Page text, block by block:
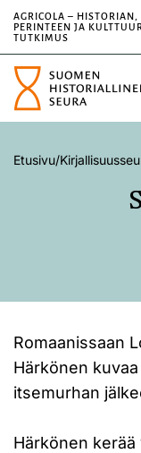
AGRICOLA – HISTORIAN,
PERINTEEN JA
TUTKIMUS
Etusivu/
Romaanissaan
Härkönen
itsemurhan
Härkönen kerää